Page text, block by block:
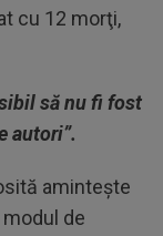
cu 12 morţi,
să nu fi fost
autori”.
aminteşte
de